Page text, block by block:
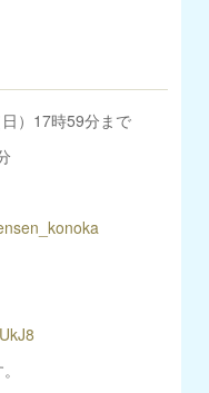
）17時59分まで